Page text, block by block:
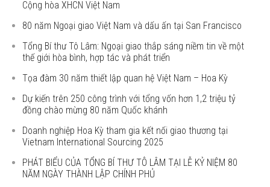
Cộng hòa XHCN Việt Nam
80 năm Ngoại giao Việt Nam và dấu ấn tại San Francisco
Tổng Bí thư Tô Lâm: Ngoại giao thắp sáng niềm tin về một
thế giới hòa bình, hợp tác và phát triển
Tọa đàm 30 năm thiết lập quan hệ Việt Nam – Hoa Kỳ
Dự kiến trên 250 công trình với tổng vốn hơn 1,2 triệu tỷ
đồng chào mừng 80 năm Quốc khánh
Doanh nghiệp Hoa Kỳ tham gia kết nối giao thương tại
Vietnam International Sourcing 2025
PHÁT BIỂU CỦA TỔNG BÍ THƯ TÔ LÂM TẠI LỄ KỶ NIỆM 80
NĂM NGÀY THÀNH LẬP CHÍNH PHỦ